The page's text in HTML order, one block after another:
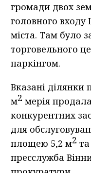
громади двох
головного
міста. Там було
торговельного
паркінгом.
Вказані
м2 мерія
конкурентних
для
площею 5,2 м2
пресслужба